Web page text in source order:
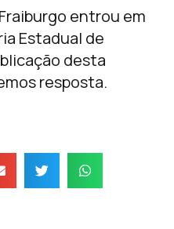
entrou em
Estadual de
desta
resposta.